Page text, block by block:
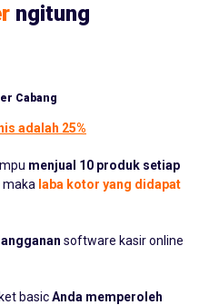
ngitung
Cabang
adalah 25%
menjual 10 produk setiap
maka laba kotor yang didapat
software kasir online
basicAnda memperoleh